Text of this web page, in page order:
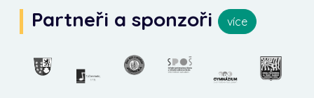
Partneři a sponzoři více